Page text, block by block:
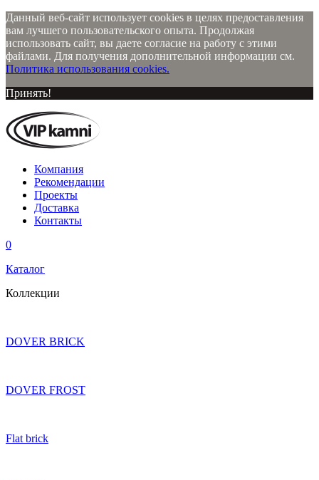
Данный веб-сайт использует cookies в целях предоставления
вам лучшего пользовательского опыта. Продолжая
использовать сайт, вы даете согласие на работу с этими
файлами. Для получения дополнительной информации см.
Политика использования cookies.
Принять!
Компания
Рекомендации
Проекты
Доставка
Контакты
0
Каталог
Коллекции
DOVER BRICK
DOVER FROST
Flat brick